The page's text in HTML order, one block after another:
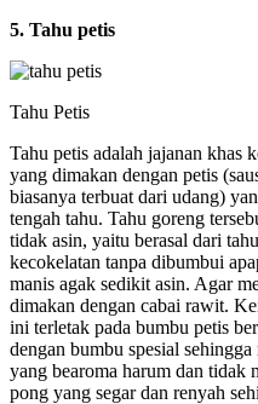
5. Tahu petis
Tahu Petis
Tahu petis adalah jajanan khas
yang dimakan dengan petis
biasanya terbuat dari udang)
tengah tahu. Tahu goreng
tidak asin, yaitu berasal dari
kecokelatan tanpa dibumbui
manis agak sedikit asin. Agar
dimakan dengan cabai rawit.
ini terletak pada bumbu petis
dengan bumbu spesial
yang bearoma harum dan tidak
pong yang segar dan renyah